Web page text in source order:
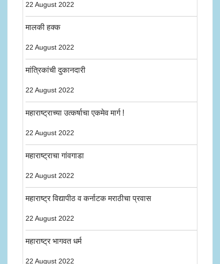
22 August 2022
मालकी हक्क
22 August 2022
मांत्रिकांची दुकानदारी
22 August 2022
महाराष्ट्राच्या उत्कर्षाचा एकमेव मार्ग !
22 August 2022
महाराष्ट्राचा गांवगाडा
22 August 2022
महाराष्ट्र विद्यापीठ व कर्नाटक मराठीचा प्रवास
22 August 2022
महाराष्ट्र भागवत धर्म
22 August 2022